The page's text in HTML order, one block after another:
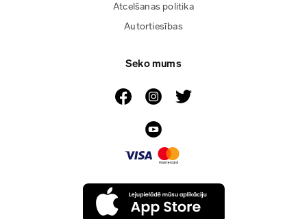
Atcelšanas politika
Autortiesības
Seko mums